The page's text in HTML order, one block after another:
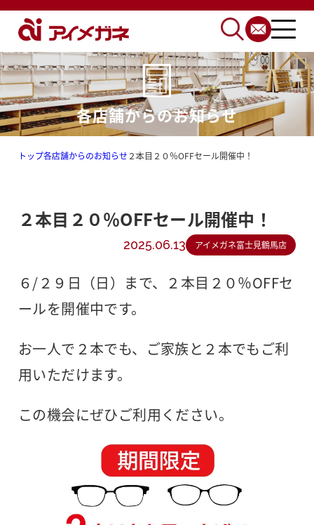
各店舗からのお知らせ
トップ各店舗からのお知らせ ２本目２０％OFFセール開催中！
２本目２０％OFFセール開催中！
2025.06.13 アイメガネ富士見鶴馬店
６/２９日（日）まで、２本目２０％OFFセ
ールを開催中です。
お一人で２本でも、ご家族と２本でもご利
用いただけます。
この機会にぜひご利用ください。